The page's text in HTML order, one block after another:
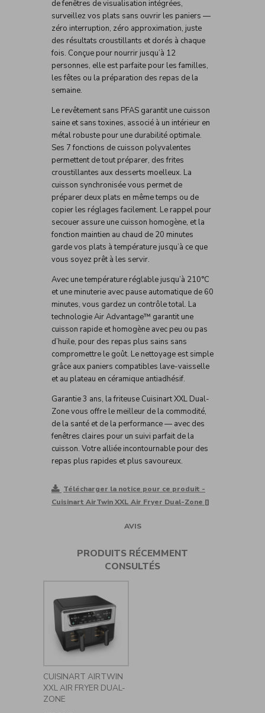
de fenêtres de visualisation intégrées,
surveillez vos plats sans ouvrir les paniers —
zéro interruption, zéro approximation, juste
des résultats croustillants et dorés à chaque
fois. Conçue pour nourrir jusqu’à 12
personnes, elle est parfaite pour les familles,
les fêtes ou la préparation des repas de la
semaine.
Le revêtement sans PFAS garantit une cuisson
saine et sans toxines, associé à un intérieur en
métal robuste pour une durabilité optimale.
Ses 7 fonctions de cuisson polyvalentes
permettent de tout préparer, des frites
croustillantes aux desserts moelleux. La
cuisson synchronisée vous permet de
préparer deux plats en même temps ou de
copier les réglages facilement. Le rappel pour
secouer assure une cuisson homogène, et la
fonction maintien au chaud de 20 minutes
garde vos plats à température jusqu’à ce que
vous soyez prêt à les servir.
Avec une température réglable jusqu’à 210°C
et une minuterie avec pause automatique de 60
minutes, vous gardez un contrôle total. La
technologie Air Advantage™ garantit une
cuisson rapide et homogène avec peu ou pas
d’huile, pour des repas plus sains sans
compromettre le goût. Le nettoyage est simple
grâce aux paniers compatibles lave-vaisselle
et au plateau en céramique antiadhésif.
Garantie 3 ans, la friteuse Cuisinart XXL Dual-
Zone vous offre le meilleur de la commodité,
de la santé et de la performance — avec des
fenêtres claires pour un suivi parfait de la
cuisson. Votre alliée incontournable pour des
repas plus rapides et plus savoureux.
Télécharger la notice pour ce produit -
Cuisinart AirTwin XXL Air Fryer Dual-Zone []
AVIS
PRODUITS RÉCEMMENT
CONSULTÉS
CUISINART AIRTWIN
XXL AIR FRYER DUAL-
ZONE